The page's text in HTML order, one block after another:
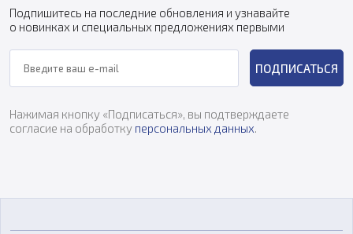
Подпишитесь на последние обновления и узнавайте
о новинках и специальных предложениях первыми
ПОДПИСАТЬСЯ
Нажимая кнопку «Подписаться», вы подтверждаете
согласие на обработку персональных данных